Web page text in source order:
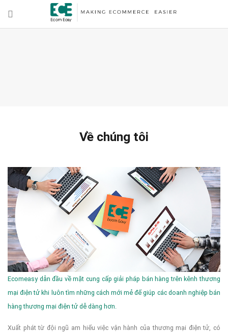
Về chúng tôi
Ecomeasy dẫn đầu về mặt cung cấp giải pháp bán hàng trên kênh thương
mại điện tử khi luôn tìm những cách mới mẻ để giúp các doanh nghiệp bán
hàng thương mại điện tử dễ dàng hơn.
Xuất phát từ đội ngũ am hiểu việc vận hành của thương mại điện tử, có